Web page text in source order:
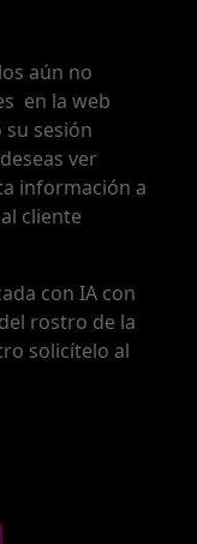
aún no
en la web
sesión
ver
información a
cliente
con IA con
rostro de la
solicítelo al